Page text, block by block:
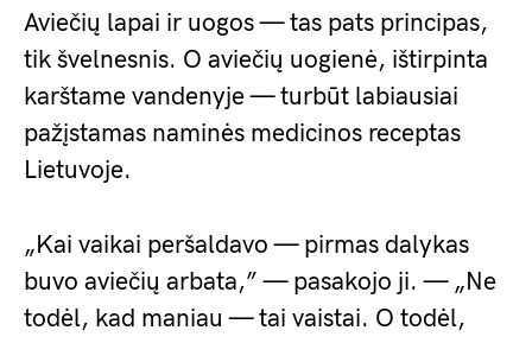
Aviečių lapai ir uogos — tas pats principas,
tik švelnesnis. O aviečių uogienė, ištirpinta
karštame vandenyje — turbūt labiausiai
pažįstamas naminės medicinos receptas
Lietuvoje.
„Kai vaikai peršaldavo — pirmas dalykas
buvo aviečių arbata,” — pasakojo ji. — „Ne
todėl, kad maniau — tai vaistai. O todėl,